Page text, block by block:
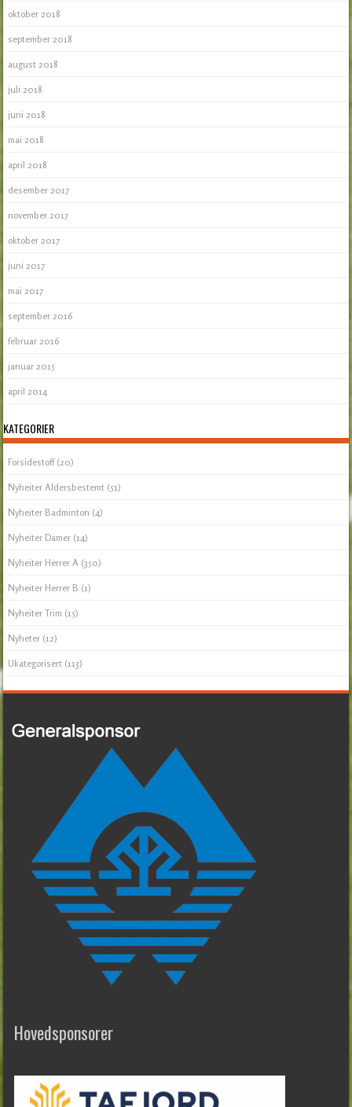
oktober 2018
september 2018
august 2018
juli 2018
juni 2018
mai 2018
april 2018
desember 2017
november 2017
oktober 2017
juni 2017
mai 2017
september 2016
februar 2016
januar 2015
april 2014
KATEGORIER
Forsidestoff(20)
Nyheiter Aldersbestemt (51)
Nyheiter Badminton (4)
Nyheiter Damer (14)
Nyheiter Herrer A (350)
Nyheiter Herrer B (1)
Nyheiter Trim (15)
Nyheter (12)
Ukategorisert (113)
Hovedsponsorer